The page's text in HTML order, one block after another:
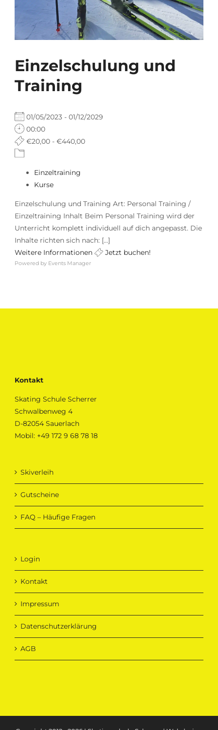
Einzelschulung und
Training
01/05/2023 - 01/12/2029
00:00
€20,00 - €440,00
Einzeltraining
Kurse
Einzelschulung und Training Art: Personal Training /
Einzeltraining Inhalt Beim Personal Training wird der
Unterricht komplett individuell auf dich angepasst. Die
Inhalte richten sich nach: [...]
Weitere Informationen
Jetzt buchen!
Powered by Events Manager
Kontakt
Skating Schule Scherrer
Schwalbenweg 4
D-82054 Sauerlach
Mobil: +49 172 9 68 78 18
Skiverleih
Gutscheine
FAQ – Häufige Fragen
Login
Kontakt
Impressum
Datenschutzerklärung
AGB